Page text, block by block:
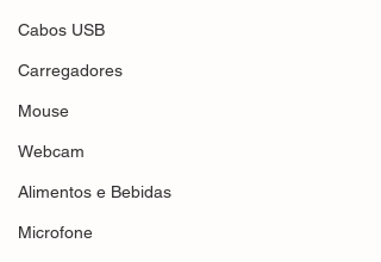
Cabos USB
Carregadores
Mouse
Webcam
Alimentos e Bebidas
Microfone